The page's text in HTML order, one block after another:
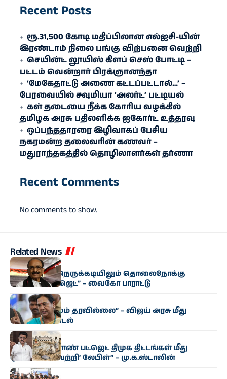
Recent Posts
ரூ.31,500 கோடி மதிப்பிலான எல்ஐசி-​யின்
இரண்​டாம் நிலை பங்கு விற்பனை வெற்றி
செயின்ட் லூயிஸ் கிளப் செஸ் போட்டி –
பட்டம் வென்றார் பிரக்ஞானந்தா
‘மேகேதாட்டு அணை கட்டப்பட்டால்…’ –
பேரவையில் சவுமியா ‘அலர்ட்’ பட்டியல்
கள் தடையை நீக்க கோரிய வழக்கில்
தமிழக அரசு பதிலளிக்க ஐகோர்ட் உத்தரவு
ஒப்பந்ததாரரை இழிவாகப் பேசிய
நகரமன்ற தலைவரின் கணவர் –
மதுராந்தகத்தில் தொழிலாளர்கள் தர்ணா
Recent Comments
No comments to show.
Related News
அரசியல்
“மிகுந்த நிதி நெருக்கடியிலும் தொலைநோக்கு
வேளாண் பட்ஜெட்” – வைகோ பாராட்டு
அரசியல்
“எந்த மாற்றமும் தரவில்லை” – விஜய் அரசு மீது
பிரேமலதா சாடல்
அரசியல்
“தமிழக வேளாண் பட்ஜெட் திமுக திட்டங்கள் மீது
ஒட்டப்பட்ட ‘வெற்றி’ லேபிள்” – மு.க.ஸ்டாலின்
அரசியல்